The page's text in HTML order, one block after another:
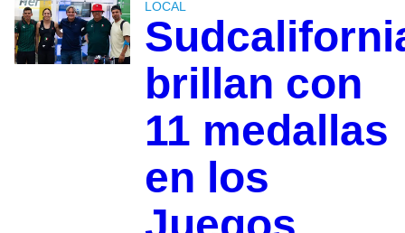
LOCAL
brillan con
11 medallas
en los